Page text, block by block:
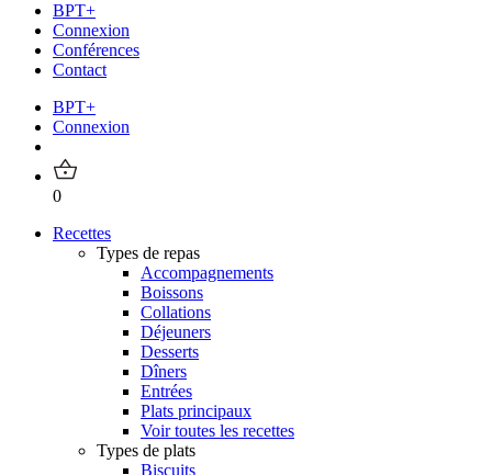
BPT+
Connexion
Conférences
Contact
BPT+
Connexion
0
Recettes
Types de repas
Accompagnements
Boissons
Collations
Déjeuners
Desserts
Dîners
Entrées
Plats principaux
Voir toutes les recettes
Types de plats
Biscuits